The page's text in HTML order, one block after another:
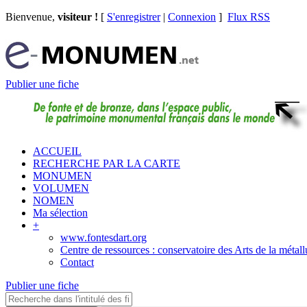
Bienvenue, visiteur ! [ S'enregistrer| Connexion ] Flux RSS
Publier une fiche
ACCUEIL
RECHERCHE PAR LA CARTE
MONUMEN
VOLUMEN
NOMEN
Ma sélection
+
www.fontesdart.org
Centre de ressources : conservatoire des Arts de la
Contact
Publier une fiche